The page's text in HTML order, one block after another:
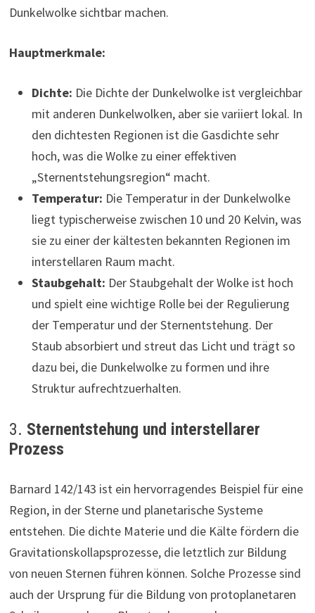
Dunkelwolke sichtbar machen.
Hauptmerkmale:
Dichte: Die Dichte der Dunkelwolke ist vergleichbar
mit anderen Dunkelwolken, aber sie variiert lokal. In
den dichtesten Regionen ist die Gasdichte sehr
hoch, was die Wolke zu einer effektiven
„Sternentstehungsregion“ macht.
Temperatur: Die Temperatur in der Dunkelwolke
liegt typischerweise zwischen 10 und 20 Kelvin, was
sie zu einer der kältesten bekannten Regionen im
interstellaren Raum macht.
Staubgehalt: Der Staubgehalt der Wolke ist hoch
und spielt eine wichtige Rolle bei der Regulierung
der Temperatur und der Sternentstehung. Der
Staub absorbiert und streut das Licht und trägt so
dazu bei, die Dunkelwolke zu formen und ihre
Struktur aufrechtzuerhalten.
3. Sternentstehung und interstellarer
Prozess
Barnard 142/143 ist ein hervorragendes Beispiel für eine
Region, in der Sterne und planetarische Systeme
entstehen. Die dichte Materie und die Kälte fördern die
Gravitationskollapsprozesse, die letztlich zur Bildung
von neuen Sternen führen können. Solche Prozesse sind
auch der Ursprung für die Bildung von protoplanetaren